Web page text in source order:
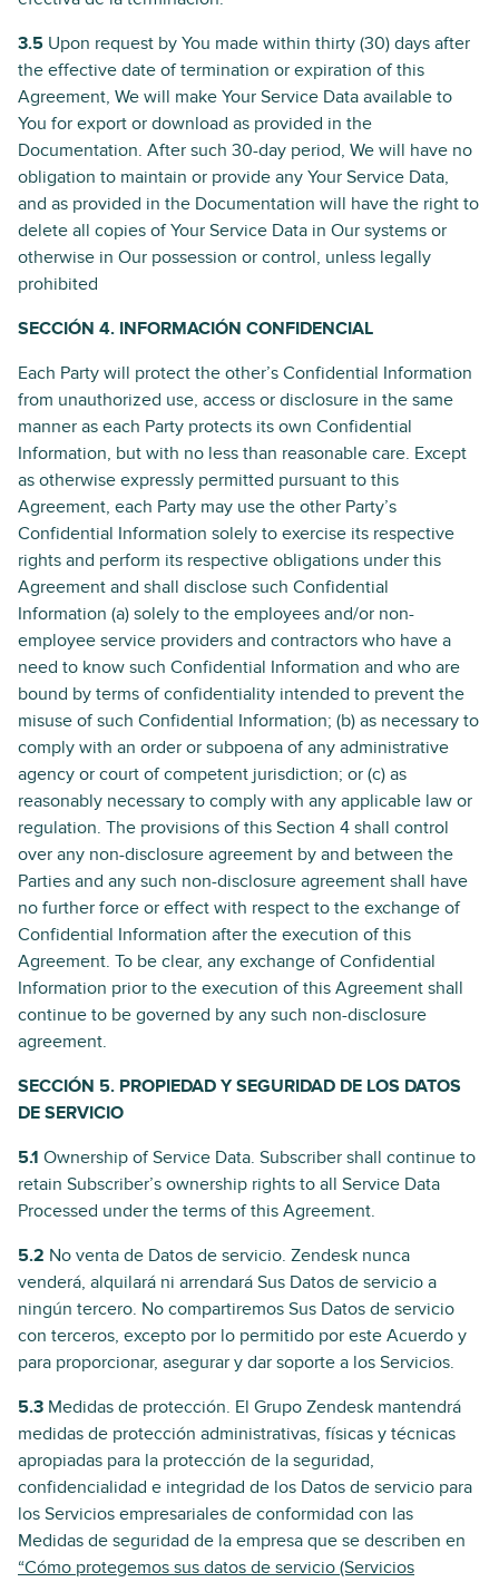
3.5 Upon request by You made within thirty (30) days after
the effective date of termination or expiration of this
Agreement, We will make Your Service Data available to
You for export or download as provided in the
Documentation. After such 30-day period, We will have no
obligation to maintain or provide any Your Service Data,
and as provided in the Documentation will have the right to
delete all copies of Your Service Data in Our systems or
otherwise in Our possession or control, unless legally
prohibited
SECCIÓN 4. INFORMACIÓN CONFIDENCIAL
Each Party will protect the other’s Confidential Information
from unauthorized use, access or disclosure in the same
manner as each Party protects its own Confidential
Information, but with no less than reasonable care. Except
as otherwise expressly permitted pursuant to this
Agreement, each Party may use the other Party’s
Confidential Information solely to exercise its respective
rights and perform its respective obligations under this
Agreement and shall disclose such Confidential
Information (a) solely to the employees and/or non-
employee service providers and contractors who have a
need to know such Confidential Information and who are
bound by terms of confidentiality intended to prevent the
misuse of such Confidential Information; (b) as necessary to
comply with an order or subpoena of any administrative
agency or court of competent jurisdiction; or (c) as
reasonably necessary to comply with any applicable law or
regulation. The provisions of this Section 4 shall control
over any non-disclosure agreement by and between the
Parties and any such non-disclosure agreement shall have
no further force or effect with respect to the exchange of
Confidential Information after the execution of this
Agreement. To be clear, any exchange of Confidential
Information prior to the execution of this Agreement shall
continue to be governed by any such non-disclosure
agreement.
SECCIÓN 5. PROPIEDAD Y SEGURIDAD DE LOS DATOS
DE SERVICIO
5.1 Ownership of Service Data. Subscriber shall continue to
retain Subscriber’s ownership rights to all Service Data
Processed under the terms of this Agreement.
5.2 No venta de Datos de servicio. Zendesk nunca
venderá, alquilará ni arrendará Sus Datos de servicio a
ningún tercero. No compartiremos Sus Datos de servicio
con terceros, excepto por lo permitido por este Acuerdo y
para proporcionar, asegurar y dar soporte a los Servicios.
5.3 Medidas de protección. El Grupo Zendesk mantendrá
medidas de protección administrativas, físicas y técnicas
apropiadas para la protección de la seguridad,
confidencialidad e integridad de los Datos de servicio para
los Servicios empresariales de conformidad con las
Medidas de seguridad de la empresa que se describen en
“Cómo protegemos sus datos de servicio (Servicios